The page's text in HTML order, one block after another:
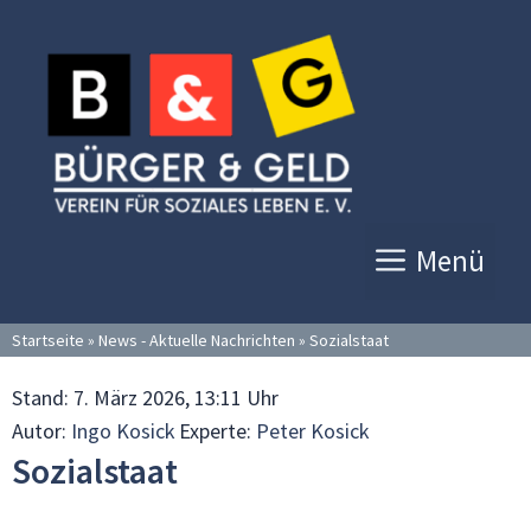
Inhalt
springen
Menü
Startseite » News - Aktuelle Nachrichten » Sozialstaat
Stand: 7. März 2026, 13:11 Uhr
Autor: Ingo Kosick Experte: Peter Kosick
Sozialstaat